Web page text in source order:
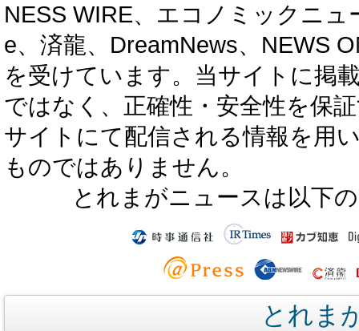
NESS WIRE、エコノミックニ
e、済龍、DreamNews、NEWS
を受けています。当サイトに掲
ではなく、正確性・安全性を保
サイトにて配信される情報を用
ものではありません。
とれまがニュースは以下
とれま